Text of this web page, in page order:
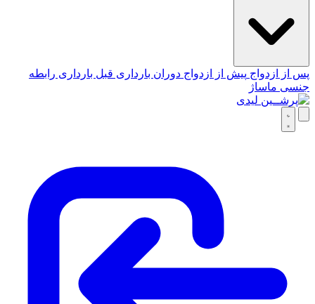
پس از ازدواج پیش از ازدواج دوران بارداری قبل بارداری رابطه
جنسی ماساژ